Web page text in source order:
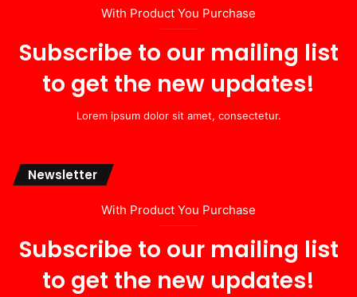
With Product You Purchase
Subscribe to our mailing list
to get the new updates!
Lorem ipsum dolor sit amet, consectetur.
Newsletter
With Product You Purchase
Subscribe to our mailing list
to get the new updates!